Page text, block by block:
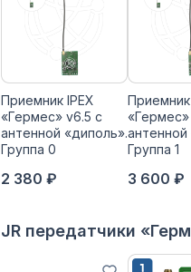
Приемник IPEX
«Гермес» v6.5 с
антенной «диполь».
Группа 0
2 380 ₽
Приемник
антенной
Группа 1
3 600 ₽
JR передатчики